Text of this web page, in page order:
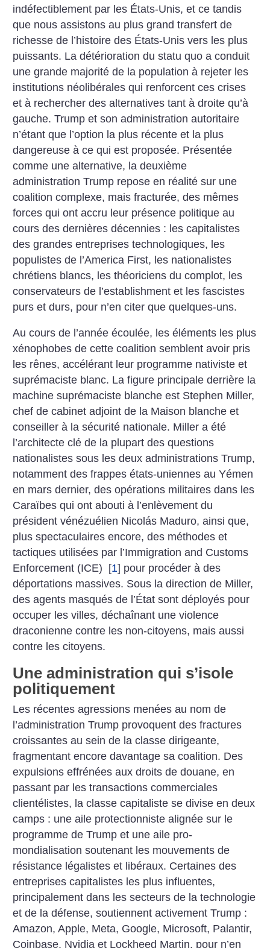
indéfectiblement par les États-Unis, et ce tandis
que nous assistons au plus grand transfert de
richesse de l’histoire des États-Unis vers les plus
puissants. La détérioration du statu quo a conduit
une grande majorité de la population à rejeter les
institutions néolibérales qui renforcent ces crises
et à rechercher des alternatives tant à droite qu’à
gauche. Trump et son administration autoritaire
n’étant que l’option la plus récente et la plus
dangereuse à ce qui est proposée. Présentée
comme une alternative, la deuxième
administration Trump repose en réalité sur une
coalition complexe, mais fracturée, des mêmes
forces qui ont accru leur présence politique au
cours des dernières décennies : les capitalistes
des grandes entreprises technologiques, les
populistes de l’America First, les nationalistes
chrétiens blancs, les théoriciens du complot, les
conservateurs de l’establishment et les fascistes
purs et durs, pour n’en citer que quelques-uns.
Au cours de l’année écoulée, les éléments les plus
xénophobes de cette coalition semblent avoir pris
les rênes, accélérant leur programme nativiste et
suprémaciste blanc. La figure principale derrière la
machine suprémaciste blanche est Stephen Miller,
chef de cabinet adjoint de la Maison blanche et
conseiller à la sécurité nationale. Miller a été
l’architecte clé de la plupart des questions
nationalistes sous les deux administrations Trump,
notamment des frappes états-uniennes au Yémen
en mars dernier, des opérations militaires dans les
Caraïbes qui ont abouti à l’enlèvement du
président vénézuélien Nicolás Maduro, ainsi que,
plus spectaculaires encore, des méthodes et
tactiques utilisées par l’Immigration and Customs
Enforcement (ICE)
[1] pour procéder à des
déportations massives. Sous la direction de Miller,
des agents masqués de l’État sont déployés pour
occuper les villes, déchaînant une violence
draconienne contre les non-citoyens, mais aussi
contre les citoyens.
Une administration qui s’isole
politiquement
Les récentes agressions menées au nom de
l’administration Trump provoquent des fractures
croissantes au sein de la classe dirigeante,
fragmentant encore davantage sa coalition. Des
expulsions effrénées aux droits de douane, en
passant par les transactions commerciales
clientélistes, la classe capitaliste se divise en deux
camps : une aile protectionniste alignée sur le
programme de Trump et une aile pro-
mondialisation soutenant les mouvements de
résistance légalistes et libéraux. Certaines des
entreprises capitalistes les plus influentes,
principalement dans les secteurs de la technologie
et de la défense, soutiennent activement Trump :
Amazon, Apple, Meta, Google, Microsoft, Palantir,
Coinbase, Nvidia et Lockheed Martin, pour n’en